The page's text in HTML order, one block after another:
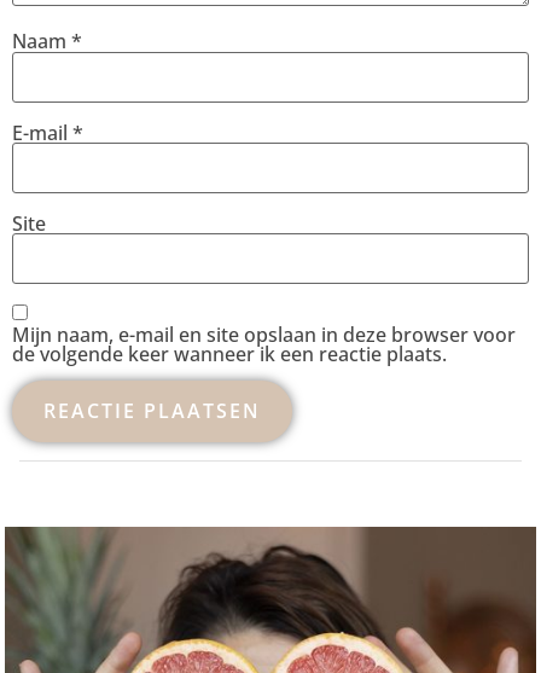
Naam *
E-mail *
Site
Mijn naam, e-mail en site opslaan in deze browser voor
de volgende keer wanneer ik een reactie plaats.